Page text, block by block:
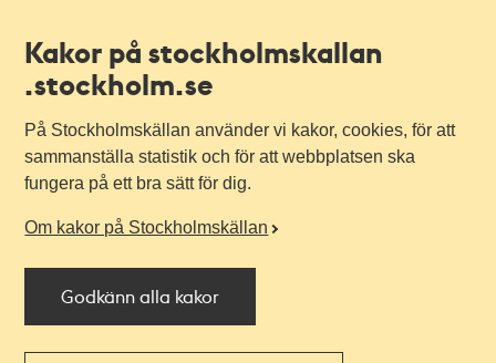
Kakor på stockholmskallan
.stockholm.se
På Stockholmskällan använder vi kakor, cookies, för att
sammanställa statistik och för att webbplatsen ska
fungera på ett bra sätt för dig.
Om kakor på Stockholmskällan
Godkänn alla kakor